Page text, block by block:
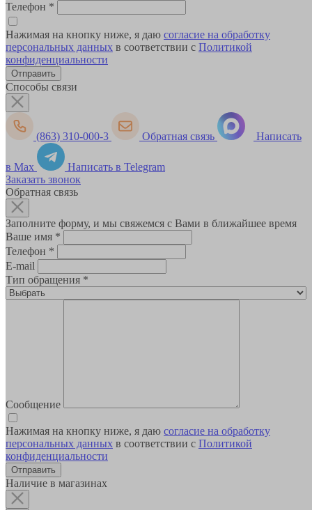
Телефон *
Нажимая на кнопку ниже, я даю согласие на обработку
персональных данных в соответствии с Политикой
конфиденциальности
Способы связи
(863) 310-000-3 Обратная связь Написать
в Max
Написать в Telegram
Заказать звонок
Обратная связь
Заполните форму, и мы свяжемся с Вами в ближайшее время
Ваше имя *
Телефон *
E-mail
Тип обращения *
Сообщение
Нажимая на кнопку ниже, я даю согласие на обработку
персональных данных в соответствии с Политикой
конфиденциальности
Наличие в магазинах